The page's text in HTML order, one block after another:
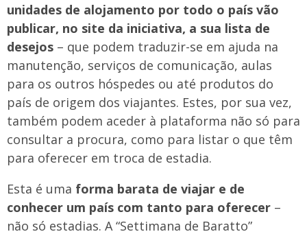
unidades de alojamento por todo o país vão
publicar, no site da iniciativa, a sua lista de
desejos – que podem traduzir-se em ajuda na
manutenção, serviços de comunicação, aulas
para os outros hóspedes ou até produtos do
país de origem dos viajantes. Estes, por sua vez,
também podem aceder à plataforma não só para
consultar a procura, como para listar o que têm
para oferecer em troca de estadia.
Esta é uma forma barata de viajar e de
conhecer um país com tanto para oferecer –
não só estadias. A “Settimana de Baratto”